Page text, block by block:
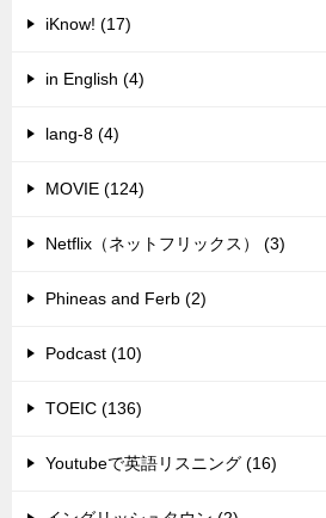
iKnow! (17)
in English (4)
lang-8 (4)
MOVIE (124)
Netflix（ネットフリックス） (3)
Phineas and Ferb (2)
Podcast (10)
TOEIC (136)
Youtubeで英語リスニング (16)